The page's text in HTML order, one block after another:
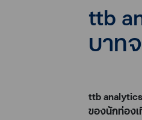
ttb
บาท
ttb
ของนักท่อง